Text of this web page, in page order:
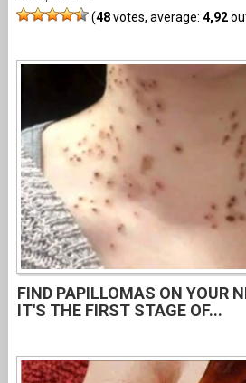
(48votes, average: 4,92
FIND PAPILLOMAS ON YOUR
IT'S THE FIRST STAGE OF...